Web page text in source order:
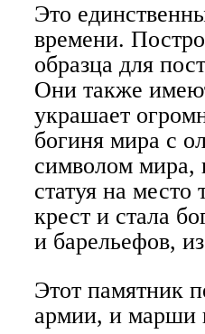
Это
времени.
образца для
Они также
украшает
богиня мира с
символом мира,
статуя на место
крест и стала
и барельефов,
Этот памятник
армии, и марши